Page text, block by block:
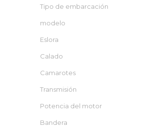
Tipo de embarcación
modelo
Eslora
Calado
Camarotes
Transmisión
Potencia del motor
Bandera